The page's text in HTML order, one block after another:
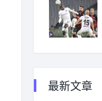
最新文章